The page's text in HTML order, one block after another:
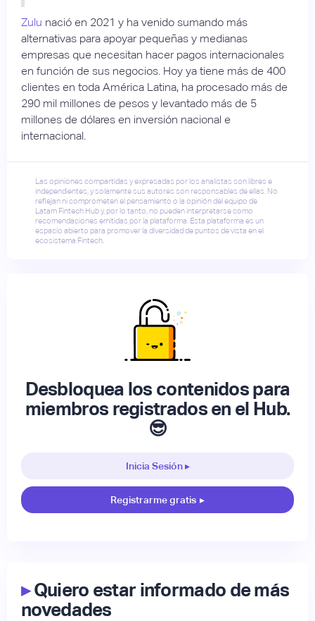
Zulu nació en 2021 y ha venido sumando más
alternativas para apoyar pequeñas y medianas
empresas que necesitan hacer pagos internacionales
en función de sus negocios. Hoy ya tiene más de 400
clientes en toda América Latina, ha procesado más de
290 mil millones de pesos y levantado más de 5
millones de dólares en inversión nacional e
internacional.
Las opiniones compartidas y expresadas por los analistas son libres e
independientes, y solamente sus autores son responsables de ellas. No
reflejan ni comprometen el pensamiento o la opinión del equipo de
Latam Fintech Hub y, por lo tanto, no pueden interpretarse como
recomendaciones emitidas por la plataforma. Esta plataforma es un
espacio abierto para promover la diversidad de puntos de vista en el
ecosistema Fintech.
Desbloquea los contenidos para
miembros registrados en el Hub.
😎
Inicia Sesión ▸
Registrarme gratis ▸
▸Quiero estar informado de más
novedades